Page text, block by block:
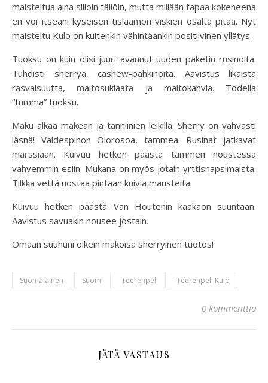
maisteltua aina silloin tällöin, mutta millään tapaa kokeneena
en voi itseäni kyseisen tislaamon viskien osalta pitää. Nyt
maisteltu Kulo on kuitenkin vähintäänkin positiivinen yllätys.
Tuoksu on kuin olisi juuri avannut uuden paketin rusinoita.
Tuhdisti sherryä, cashew-pähkinöitä. Aavistus likaista
rasvaisuutta, maitosuklaata ja maitokahvia. Todella
”tumma” tuoksu.
Maku alkaa makean ja tanniinien leikillä. Sherry on vahvasti
läsnä! Valdespinon Olorosoa, tammea. Rusinat jatkavat
marssiaan. Kuivuu hetken päästä tammen noustessa
vahvemmin esiin. Mukana on myös jotain yrttisnapsimaista.
Tilkka vettä nostaa pintaan kuivia mausteita.
Kuivuu hetken päästä Van Houtenin kaakaon suuntaan.
Aavistus savuakin nousee jostain.
Omaan suuhuni oikein makoisa sherryinen tuotos!
Suomalainen Suomi Teerenpeli Teerenpeli Kulo
0 kommenttia
JÄTÄ VASTAUS